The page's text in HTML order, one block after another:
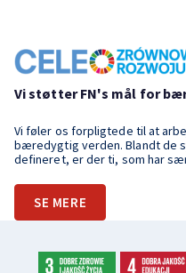
Vi støtter FN's mål for
Vi føler os forpligtede til at
bæredygtig verden. Blandt de
defineret, er der ti, som har
SE MERE